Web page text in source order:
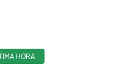
HORA